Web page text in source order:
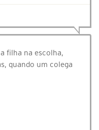
filha na escolha,
quando um colega